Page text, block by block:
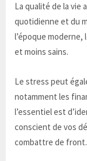
La qualité de la vie
quotidienne et du
l’époque
et moins sains.
Le stress peut
notamment les
l’essentiel est
conscient de vos
combattre de front.